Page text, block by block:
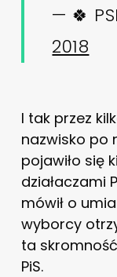
— 🍀
2018
I tak przez
nazwisko po
pojawiło się
działaczami
mówił o
wyborcy
ta
PiS.